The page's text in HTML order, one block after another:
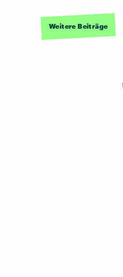
Weitere Beiträge